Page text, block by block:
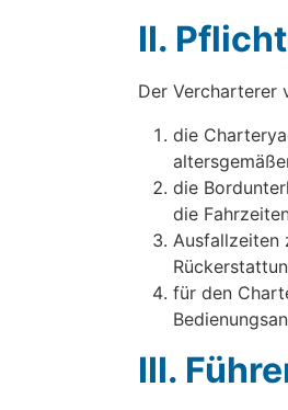
II.
Der Vercharterer
die
die
die
Ausfallzeiten
für den
III.